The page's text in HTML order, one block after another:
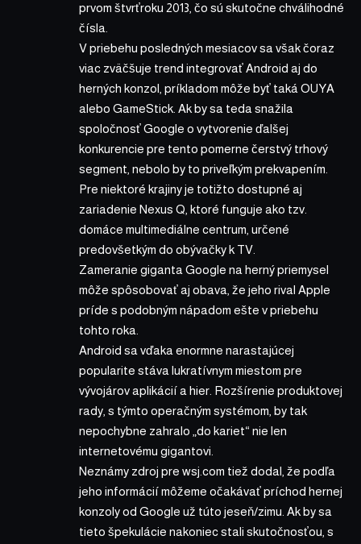
prvom štvrťroku 2013, čo sú skutočne chválihodné
čísla.
V priebehu posledných mesiacov sa však čoraz
viac zväčšuje trend integrovať Android aj do
herných konzol, príkladom môže byť taká OUYA
alebo GameStick. Ak by sa teda snažila
spoločnosť Google o vytvorenie ďalšej
konkurencie pre tento pomerne čerstvý trhový
segment, nebolo by to priveľkým prekvapením.
Pre niektoré krajiny je totižto dostupné aj
zariadenie Nexus Q, ktoré funguje ako tzv.
domáce multimediálne centrum, určené
predovšetkým do obývačky k TV.
Zameranie giganta Google na herný priemysel
môže spôsobovať aj obava, že jeho rival Apple
príde s podobným nápadom ešte v priebehu
tohto roka.
Android sa vďaka enormne narastajúcej
popularite stáva lukratívnym miestom pre
vývojárov aplikácií a hier. Rozšírenie produktovej
rady, s týmto operačným systémom, by tak
nepochybne zahralo „do kariet“ nie len
internetovému gigantovi.
Neznámy zdroj pre wsj.com tiež dodal, že podľa
jeho informácií môžeme očakávať príchod hernej
konzoly od Google už túto jeseň/zimu. Ak by sa
tieto špekulácie nakoniec stali skutočnosťou, s